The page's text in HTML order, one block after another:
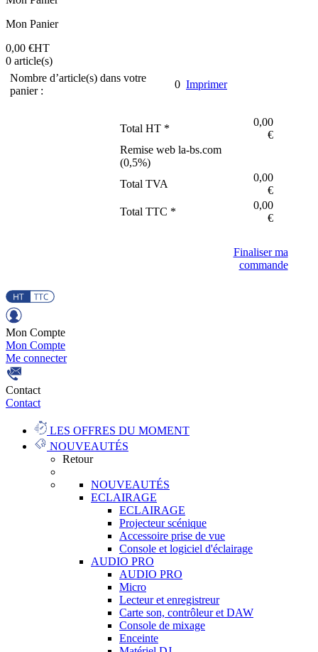
Mon Panier
0,00 €HT
0 article(s)
Nombre d’article(s) dans votre
panier :
0 Imprimer
Total HT *
0,00
€
Remise web la-bs.com
(0,5%)
Total TVA
0,00
€
Total TTC *
0,00
€
Finaliser ma
commande
Mon Compte
Mon Compte
Me connecter
Contact
Contact
LES OFFRES DU MOMENT
NOUVEAUTÉS
Retour
NOUVEAUTÉS
ECLAIRAGE
ECLAIRAGE
Projecteur scénique
Accessoire prise de vue
Console et logiciel d'éclairage
AUDIO PRO
AUDIO PRO
Micro
Lecteur et enregistreur
Carte son, contrôleur et DAW
Console de mixage
Enceinte